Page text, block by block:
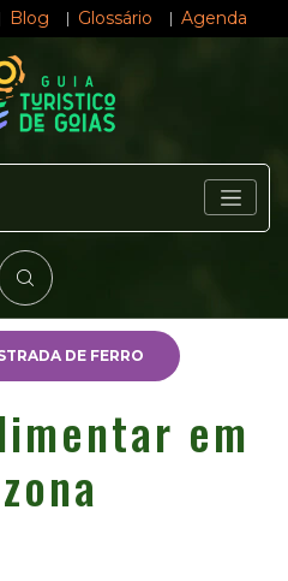
Blog Glossário Agenda
DE FERRO
em